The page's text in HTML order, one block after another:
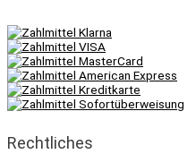
Rechtliches